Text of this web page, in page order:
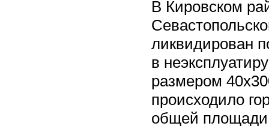
В Кировском
ликвидирован
в
размером
происходило
общей площади